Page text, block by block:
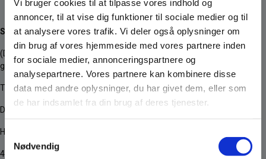
Vi bruger cookies til at tilpasse vores indhold og
annoncer, til at vise dig funktioner til sociale medier og til
at analysere vores trafik. Vi deler også oplysninger om
din brug af vores hjemmeside med vores partnere inden
for sociale medier, annonceringspartnere og
analysepartnere. Vores partnere kan kombinere disse
data med andre oplysninger, du har givet dem, eller som
de har indsamlet fra din brug af deres tjenester.
Samtykkevalg
Nødvendig
Standardfortrydelsesformular
(Denne formular udfyldes og returneres kun, hvis fortrydelsesretten
gøres gældende)
Til:
Dalmose Brænde A/S
Huginsvej 12
4100 Ringsted